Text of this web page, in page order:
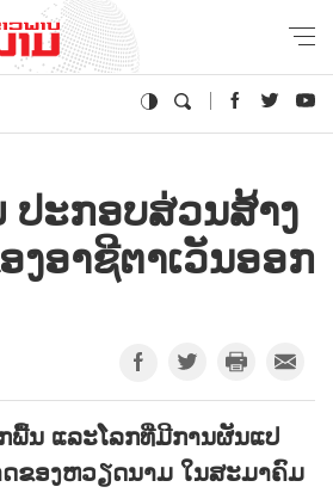
ປະກອບສ່ວນສ້າງ
ງອາຊີຕາເວັນອອກ
ພື້ນ ແລະໂລກທີ່ມີການຜັນແປ
ດຂອງຫວຽດນາມ ໃນສະມາຄົມ